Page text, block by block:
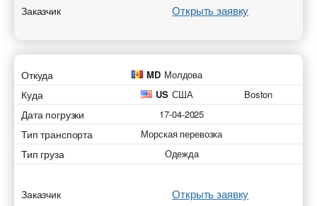
Заказчик Открыть заявку
Откуда MD Молдова
Куда US США Boston
Дата погрузки 17-04-2025
Тип транспорта Морская перевозка
Тип груза Одежда
Заказчик Открыть заявку